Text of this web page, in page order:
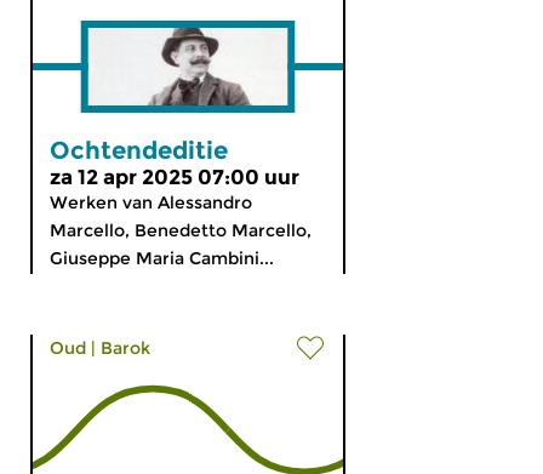
Ochtendeditie
za 12 apr 2025 07:00 uur
Werken van Alessandro
Marcello, Benedetto Marcello,
Giuseppe Maria Cambini...
Oud | Barok